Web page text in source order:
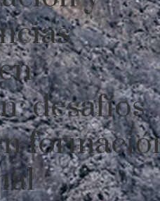
desafíos